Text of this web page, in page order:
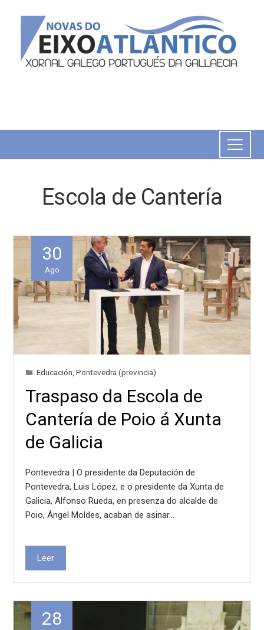
Escola de Cantería
30
Ago
Educación ,Pontevedra (provincia)
Traspaso da Escola de
Cantería de Poio á Xunta
de Galicia
Pontevedra | O presidente da Deputación de
Pontevedra, Luis López, e o presidente da Xunta de
Galicia, Alfonso Rueda, en presenza do alcalde de
Poio, Ángel Moldes, acaban de asinar…
Leer
28